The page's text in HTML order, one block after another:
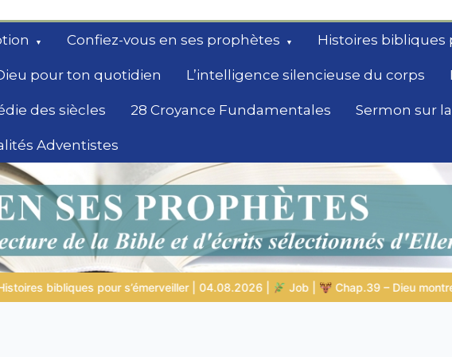
Confiez-vous en ses prophètes Histoires bibliques
pour ton quotidien L’intelligence silencieuse du corps
des siècles 28 Croyance Fundamentales Sermon sur
Adventistes
un
| Job | Chap.39 – Dieu montre à Job les animaux sauvages LA